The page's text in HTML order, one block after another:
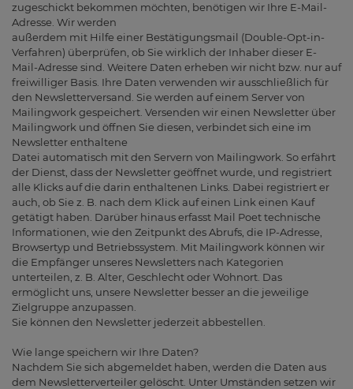
zugeschickt bekommen möchten, benötigen wir Ihre E-Mail-
Adresse. Wir werden
außerdem mit Hilfe einer Bestätigungsmail (Double-Opt-in-
Verfahren) überprüfen, ob Sie wirklich der Inhaber dieser E-
Mail-Adresse sind. Weitere Daten erheben wir nicht bzw. nur auf
freiwilliger Basis. Ihre Daten verwenden wir ausschließlich für
den Newsletterversand. Sie werden auf einem Server von
Mailingwork gespeichert. Versenden wir einen Newsletter über
Mailingwork und öffnen Sie diesen, verbindet sich eine im
Newsletter enthaltene
Datei automatisch mit den Servern von Mailingwork. So erfährt
der Dienst, dass der Newsletter geöffnet wurde, und registriert
alle Klicks auf die darin enthaltenen Links. Dabei registriert er
auch, ob Sie z. B. nach dem Klick auf einen Link einen Kauf
getätigt haben. Darüber hinaus erfasst Mail Poet technische
Informationen, wie den Zeitpunkt des Abrufs, die IP-Adresse,
Browsertyp und Betriebssystem. Mit Mailingwork können wir
die Empfänger unseres Newsletters nach Kategorien
unterteilen, z. B. Alter, Geschlecht oder Wohnort. Das
ermöglicht uns, unsere Newsletter besser an die jeweilige
Zielgruppe anzupassen.
Sie können den Newsletter jederzeit abbestellen.
Wie lange speichern wir Ihre Daten?
Nachdem Sie sich abgemeldet haben, werden die Daten aus
dem Newsletterverteiler gelöscht. Unter Umständen setzen wir